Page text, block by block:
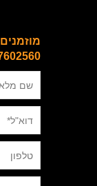
09-7602560 או